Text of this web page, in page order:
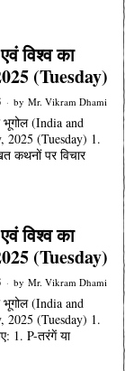
विश्व का
(Tuesday)
by Mr. Vikram Dhami
भूगोल (India and
2025 (Tuesday) 1.
कथनों पर विचार
विश्व का
(Tuesday)
by Mr. Vikram Dhami
भूगोल (India and
2025 (Tuesday) 1.
1. P-तरंगें या